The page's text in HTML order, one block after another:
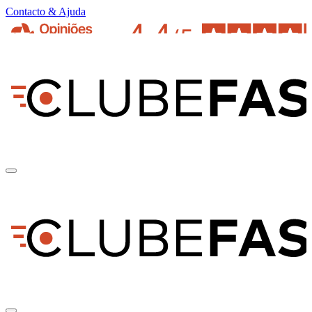
Contacto & Ajuda